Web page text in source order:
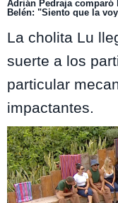
Adrián Pedraja
Belén: "Siento que la
La cholita Lu
suerte a los
particular
impactantes.